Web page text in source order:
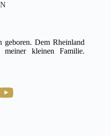
Dem Rheinland
kleinen Familie.